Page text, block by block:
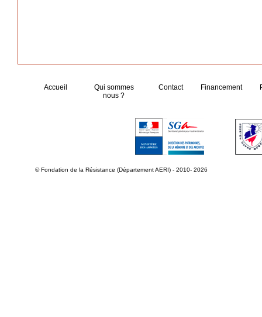
Accueil
Qui sommes
nous ?
Contact Financement
© Fondation de la Résistance (Département AERI) - 2010- 2026